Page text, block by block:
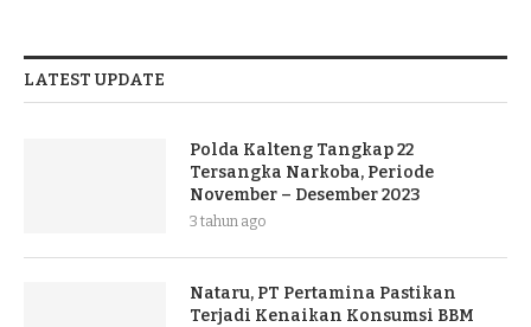
LATEST UPDATE
Polda Kalteng Tangkap 22
Tersangka Narkoba, Periode
November – Desember 2023
3 tahun ago
Nataru, PT Pertamina Pastikan
Terjadi Kenaikan Konsumsi BBM